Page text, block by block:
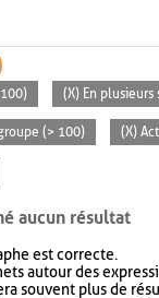
(X) En plusieurs
(> 100) (X)
aucun résultat
est correcte.
autour des
souvent plus de